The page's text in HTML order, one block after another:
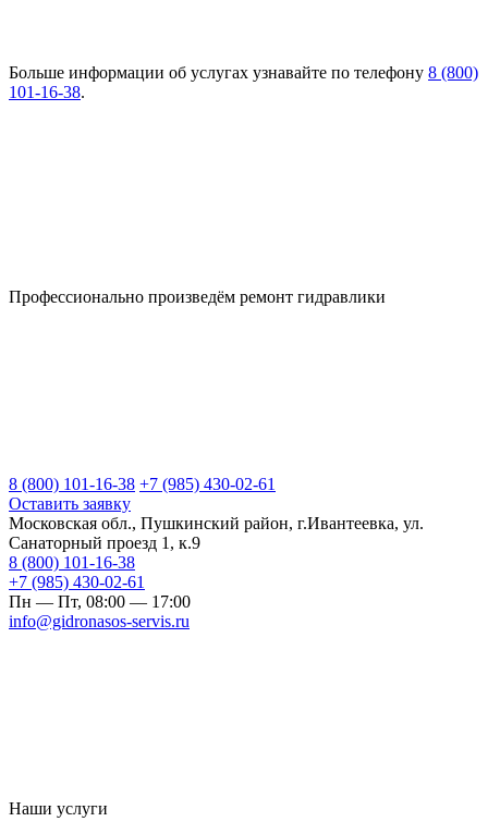
Больше информации об услугах узнавайте по телефону 8 (800)
101-16-38.
Профессионально произведём ремонт гидравлики
8 (800) 101-16-38 +7 (985) 430-02-61
Оставить заявку
Московская обл., Пушкинский район, г.Ивантеевка, ул.
Санаторный проезд 1, к.9
8 (800) 101-16-38
+7 (985) 430-02-61
Пн — Пт, 08:00 — 17:00
info@gidronasos-servis.ru
Наши услуги